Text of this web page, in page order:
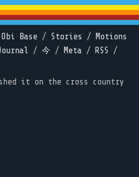
Obi Base / Stories /
Motions
/ 今 / Meta / RSS /
it on the cross country